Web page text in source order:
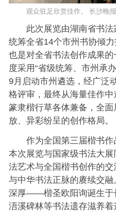
观众驻足欣赏佳作。 长沙晚
此次展览由湖南省书
统筹全省14个市州书协倾
也是对全省书法创作成果
度采用“省级统筹、市州承
9月启动市州遴选，经广泛
格评审，最终从海量佳作中
篆隶楷行草各体兼备，全
放、异彩纷呈的创作格局。
作为全国第三届楷书作
本次展览与国家级书法大
法艺术与全国楷书创作的
与中华书法正脉的赓续交
深厚——楷圣欧阳询诞生于
浯溪碑林等书法遗存滋养着